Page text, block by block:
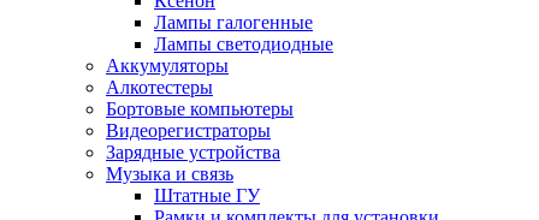
Лампы галогенные
Лампы светодиодные
Аккумуляторы
Алкотестеры
Бортовые компьютеры
Видеорегистраторы
Зарядные устройства
Музыка и связь
Штатные ГУ